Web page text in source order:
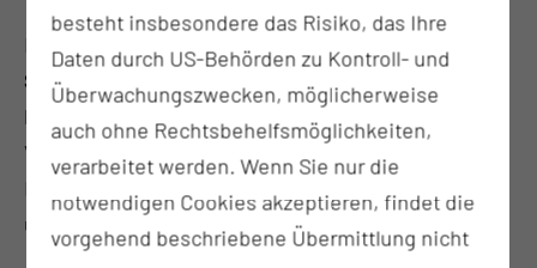
Einblicke wird es geben in die
Schwerpunkte
: Interprofessionelle Versorgung und
kommunikative Kompetenzen, Primärärztliche
Versorgung über die gesamte Lebensspanne,
und Handeln.
besteht insbesondere das Risiko, das Ihre
Daten durch US-Behörden zu Kontroll- und
Überwachungszwecken, möglicherweise
auch ohne Rechtsbehelfsmöglichkeiten,
verarbeitet werden. Wenn Sie nur die
notwendigen Cookies akzeptieren, findet die
vorgehend beschriebene Übermittlung nicht